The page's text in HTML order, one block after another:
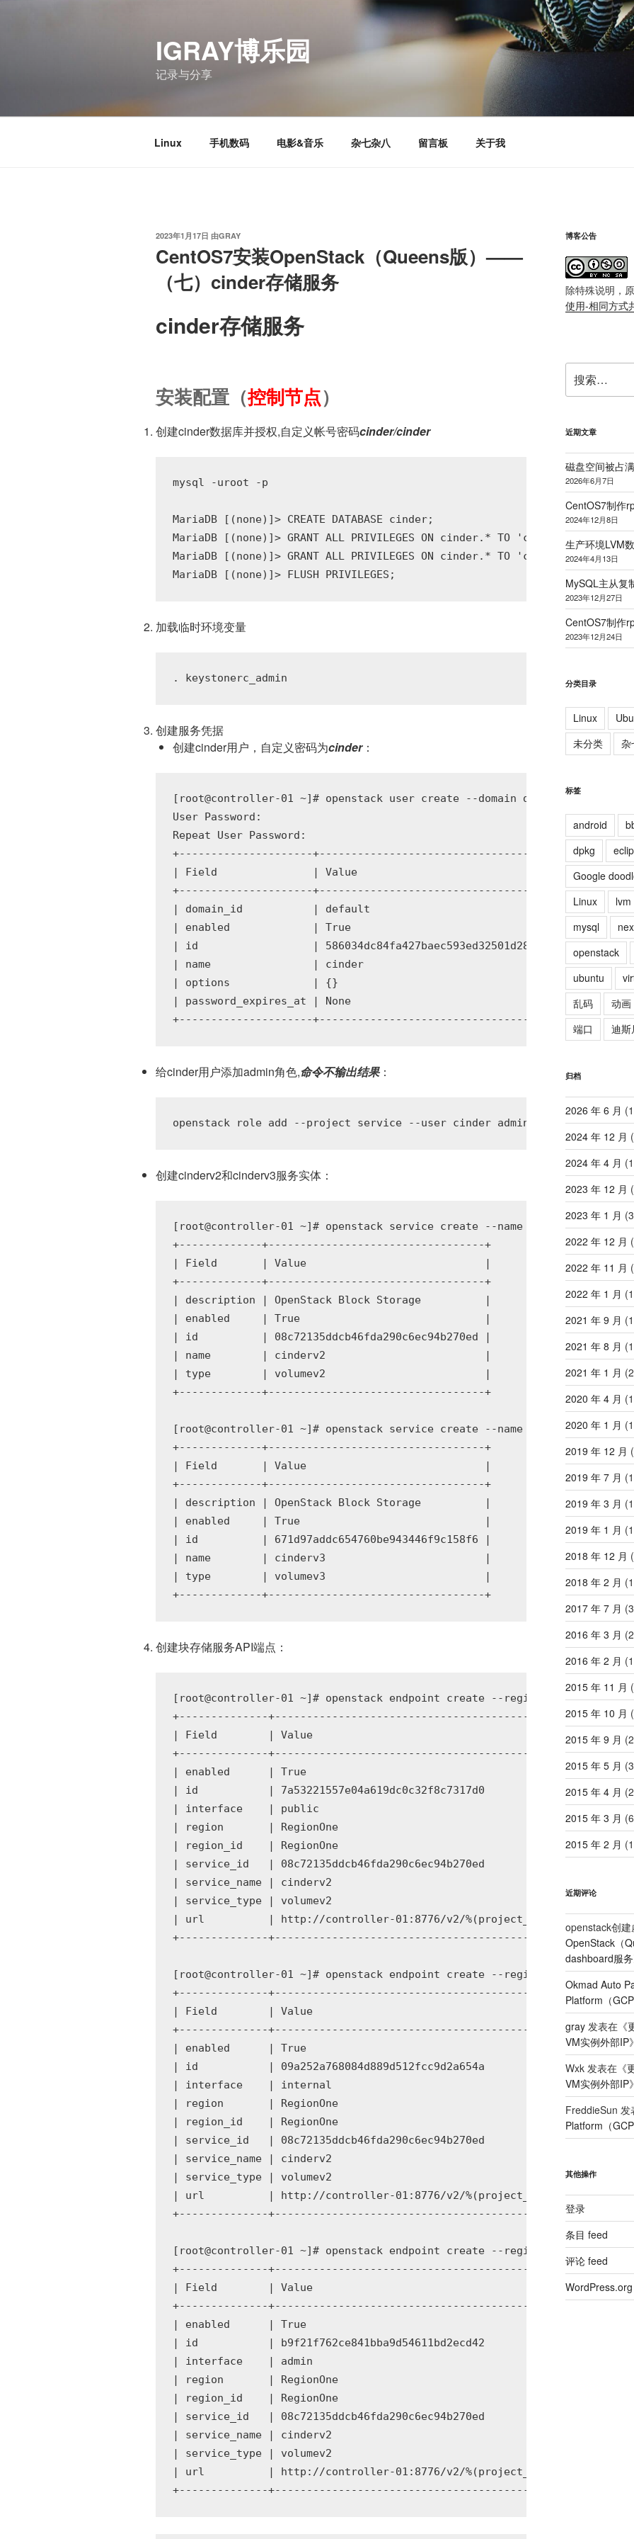
IGRAY博乐园
记录与分享
Linux 手机数码 电影&音乐 杂七杂八 留言板 关于我
发
于
2023年1月17日 由GRAY
CentOS7安装OpenStack（Queens版）——
（七）cinder存储服务
cinder存储服务
安装配置（控制节点）
创建cinder数据库并授权,自定义帐号密码cinder/cinder
mysql -uroot -p
MariaDB [(none)]> CREATE DATABASE cinder;
MariaDB [(none)]> GRANT ALL PRIVILEGES ON cinder.* TO
MariaDB [(none)]> GRANT ALL PRIVILEGES ON cinder.* TO 'cinder'@'%'
加载临时环境变量
创建服务凭据
创建cinder用户，自定义密码为cinder：
[root@controller-01 ~]# openstack user create --domain default --
User Password:
Repeat User Password:
+---------------------+----------------------------------+
| Field               | Value                            |
+---------------------+----------------------------------+
| domain_id           | default                          |
| enabled             | True                             |
| id                  | 586034dc84fa427baec593ed32501d28 |
| name                | cinder                           |
| options             | {}                               |
| password_expires_at | None                             |
给cinder用户添加admin角色,命令不输出结果：
创建cinderv2和cinderv3服务实体：
[root@controller-01 ~]# openstack service create --name cinderv2 --
+-------------+----------------------------------+
| Field       | Value                            |
+-------------+----------------------------------+
| description | OpenStack Block Storage          |
| enabled     | True                             |
| id          | 08c72135ddcb46fda290c6ec94b270ed |
| name        | cinderv2                         |
| type        | volumev2                         |
+-------------+----------------------------------+
[root@controller-01 ~]# openstack service create --name cinderv3 --
+-------------+----------------------------------+
| Field       | Value                            |
+-------------+----------------------------------+
| description | OpenStack Block Storage          |
| enabled     | True                             |
| id          | 671d97addc654760be943446f9c158f6 |
| name        | cinderv3                         |
| type        | volumev3                         |
创建块存储服务API端点：
[root@controller-01 ~]# openstack endpoint create --region RegionOne
+--------------+---------------------------------------------+
| Field        | Value                                       |
+--------------+---------------------------------------------+
| enabled      | True                                        |
| id           | 7a53221557e04a619dc0c32f8c7317d0            |
| interface    | public                                      |
| region       | RegionOne                                   |
| region_id    | RegionOne                                   |
| service_id   | 08c72135ddcb46fda290c6ec94b270ed            |
| service_name | cinderv2                                    |
| service_type | volumev2                                    |
| url          | http://controller-01:8776/v2/%(project_id)s |
+--------------+---------------------------------------------+
[root@controller-01 ~]# openstack endpoint create --region RegionOne
+--------------+---------------------------------------------+
| Field        | Value                                       |
+--------------+---------------------------------------------+
| enabled      | True                                        |
| id           | 09a252a768084d889d512fcc9d2a654a            |
| interface    | internal                                    |
| region       | RegionOne                                   |
| region_id    | RegionOne                                   |
| service_id   | 08c72135ddcb46fda290c6ec94b270ed            |
| service_name | cinderv2                                    |
| service_type | volumev2                                    |
| url          | http://controller-01:8776/v2/%(project_id)s |
+--------------+---------------------------------------------+
[root@controller-01 ~]# openstack endpoint create --region RegionOne
+--------------+---------------------------------------------+
| Field        | Value                                       |
+--------------+---------------------------------------------+
| enabled      | True                                        |
| id           | b9f21f762ce841bba9d54611bd2ecd42            |
| interface    | admin                                       |
| region       | RegionOne                                   |
| region_id    | RegionOne                                   |
| service_id   | 08c72135ddcb46fda290c6ec94b270ed            |
| service_name | cinderv2                                    |
| service_type | volumev2                                    |
| url          | http://controller-01:8776/v2/%(project_id)s |
博客公告
除特殊说明，
使用-相同方式
索：
近期文章
磁盘空间被占
2026年6月7日
CentOS7制作
2024年12月8日
生产环境LVM
2024年4月13日
MySQL主从复
2023年12月27日
CentOS7制作
2023年12月24日
分类目录
Linux
未分类
杂
标签
android
dpkg
Google
Linux
lvm
mysql
openstack
ubuntu
乱码
动画
端口
迪斯
归档
2026 年 6 月
2024 年 12 月
2024 年 4 月
2023 年 12 月
2023 年 1 月
2022 年 12 月
2022 年 11 月
2022 年 1 月
2021 年 9 月
2021 年 8 月
2021 年 1 月
2020 年 4 月
2020 年 1 月
2019 年 12 月
2019 年 7 月
2019 年 3 月
2019 年 1 月
2018 年 12 月
2018 年 2 月
2017 年 7 月
2016 年 3 月
2016 年 2 月
2015 年 11 月
2015 年 10 月
2015 年 9 月
2015 年 5 月
2015 年 4 月
2015 年 3 月
2015 年 2 月
近期评论
openstack创建
OpenStack（
dashboard服务
Okmad Auto
Platform（
gray发表在《
VM实例外部IP》
Wxk发表在《
VM实例外部IP》
FreddieSun 发
Platform（
其他操作
登录
条目 feed
评论 feed
WordPress.org